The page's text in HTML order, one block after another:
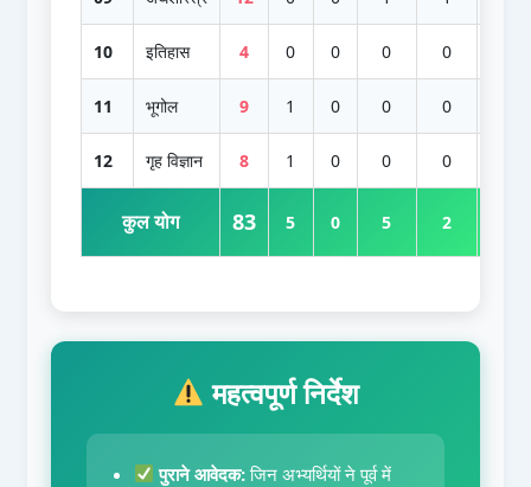
10 इतिहास 4 0 0 0 0
11 भूगोल 9 1 0 0 0
12 गृह विज्ञान 8 1 0 0 0
कुल योग 83 5 0 5 2
महत्वपूर्ण निर्देश
पुराने आवेदक:जिन अभ्यर्थियों ने पूर्व में